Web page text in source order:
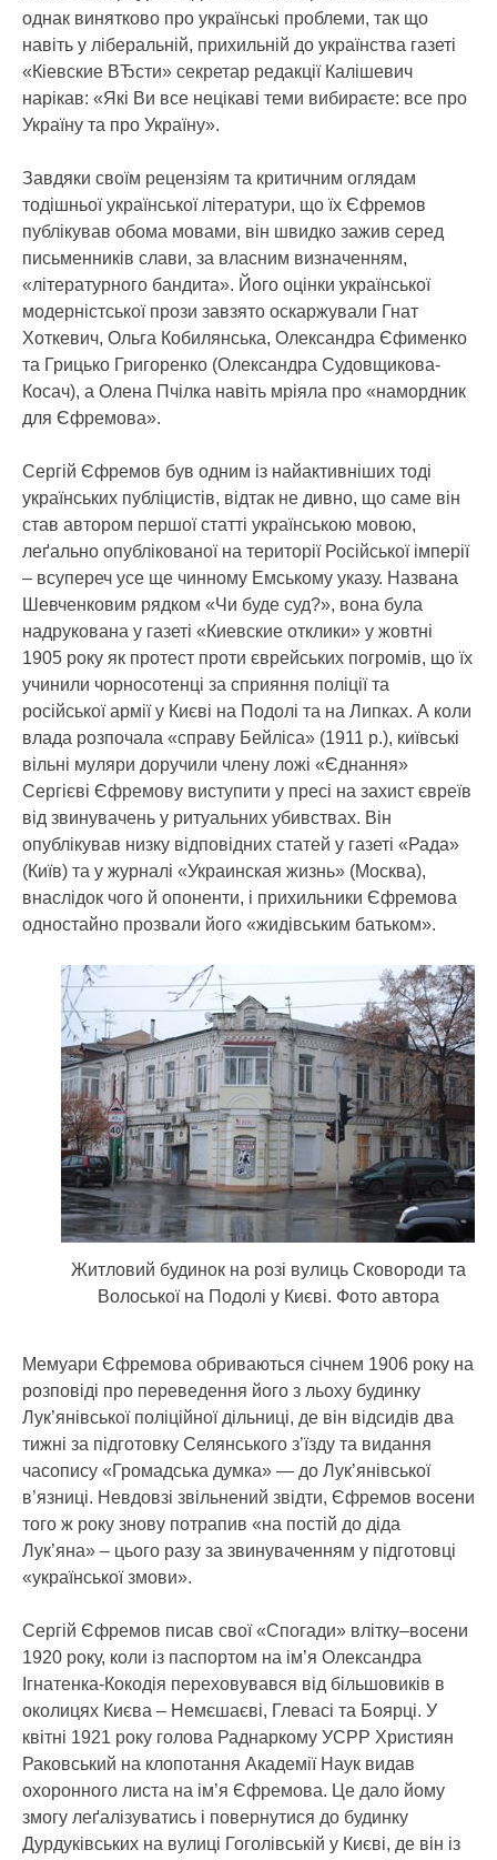
однак винятково про українські проблеми, так що
навіть у ліберальній, прихильній до українства газеті
«Кіевские ВЂсти» секретар редакції Калішевич
нарікав: «Які Ви все нецікаві теми вибираєте: все про
Україну та про Україну».
Завдяки своїм рецензіям та критичним оглядам
тодішньої української літератури, що їх Єфремов
публікував обома мовами, він швидко зажив серед
письменників слави, за власним визначенням,
«літературного бандита». Його оцінки української
модерністської прози завзято оскаржували Гнат
Хоткевич, Ольга Кобилянська, Олександра Єфименко
та Грицько Григоренко (Олександра Судовщикова-
Косач), а Олена Пчілка навіть мріяла про «намордник
для Єфремова».
Сергій Єфремов був одним із найактивніших тоді
українських публіцистів, відтак не дивно, що саме він
став автором першої статті українською мовою,
леґально опублікованої на території Російської імперії
– всупереч усе ще чинному Емському указу. Названа
Шевченковим рядком «Чи буде суд?», вона була
надрукована у газеті «Киевские отклики» у жовтні
1905 року як протест проти єврейських погромів, що їх
учинили чорносотенці за сприяння поліції та
російської армії у Києві на Подолі та на Липках. А коли
влада розпочала «справу Бейліса» (1911 р.), київські
вільні муляри доручили члену ложі «Єднання»
Сергієві Єфремову виступити у пресі на захист євреїв
від звинувачень у ритуальних убивствах. Він
опублікував низку відповідних статей у газеті «Рада»
(Київ) та у журналі «Украинская жизнь» (Москва),
внаслідок чого й опоненти, і прихильники Єфремова
одностайно прозвали його «жидівським батьком».
Житловий будинок на розі вулиць Сковороди та
Волоської на Подолі у Києві. Фото автора
Мемуари Єфремова обриваються січнем 1906 року на
розповіді про переведення його з льоху будинку
Лук’янівської поліційної дільниці, де він відсидів два
тижні за підготовку Селянського з’їзду та видання
часопису «Громадська думка» — до Лук’янівської
в’язниці. Невдовзі звільнений звідти, Єфремов восени
того ж року знову потрапив «на постій до діда
Лук’яна» – цього разу за звинуваченням у підготовці
«української змови».
Сергій Єфремов писав свої «Спогади» влітку–восени
1920 року, коли із паспортом на ім’я Олександра
Ігнатенка-Кокодія переховувався від більшовиків в
околицях Києва – Немєшаєві, Глевасі та Боярці. У
квітні 1921 року голова Раднаркому УСРР Християн
Раковський на клопотання Академії Наук видав
охоронного листа на ім’я Єфремова. Це дало йому
змогу леґалізуватись і повернутися до будинку
Дурдуківських на вулиці Гоголівській у Києві, де він із